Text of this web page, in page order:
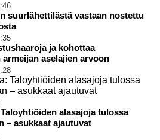
suurlähettilästä vastaan nostettu
ja kohottaa
aselajien arvoon
alasajoja tulossa
– asukkaat ajautuvat